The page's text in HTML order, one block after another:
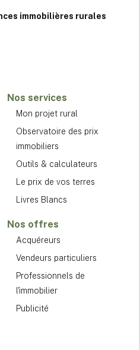
immobilières rurales
Nos services
Mon projet rural
Observatoire des prix
immobiliers
Outils & calculateurs
Le prix de vos terres
Livres Blancs
Nos offres
Acquéreurs
Vendeurs particuliers
Professionnels de
l'immobilier
Publicité